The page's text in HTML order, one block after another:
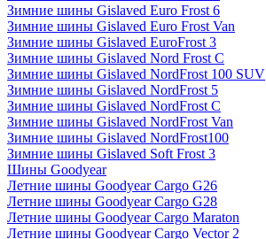
Зимние шины Gislaved Euro Frost 6
Зимние шины Gislaved Euro Frost Van
Зимние шины Gislaved EuroFrost 3
Зимние шины Gislaved Nord Frost C
Зимние шины Gislaved NordFrost 100 SUV
Зимние шины Gislaved NordFrost 5
Зимние шины Gislaved NordFrost C
Зимние шины Gislaved NordFrost Van
Зимние шины Gislaved NordFrost100
Зимние шины Gislaved Soft Frost 3
Шины Goodyear
Летние шины Goodyear Cargo G26
Летние шины Goodyear Cargo G28
Летние шины Goodyear Cargo Maraton
Летние шины Goodyear Cargo Vector 2